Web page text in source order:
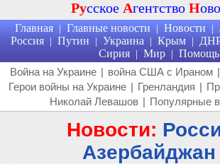
Русское Агентство Н
Главная | Главные новости | Новости |
Россия | Путин | Украина | Крым |
Сирия | Мир | Помощь
Война на Украине | война США с Ираном |
Герои войны на Украине | Гренландия |
Николай Левашов | Популярные
Новости:
Азербайджан